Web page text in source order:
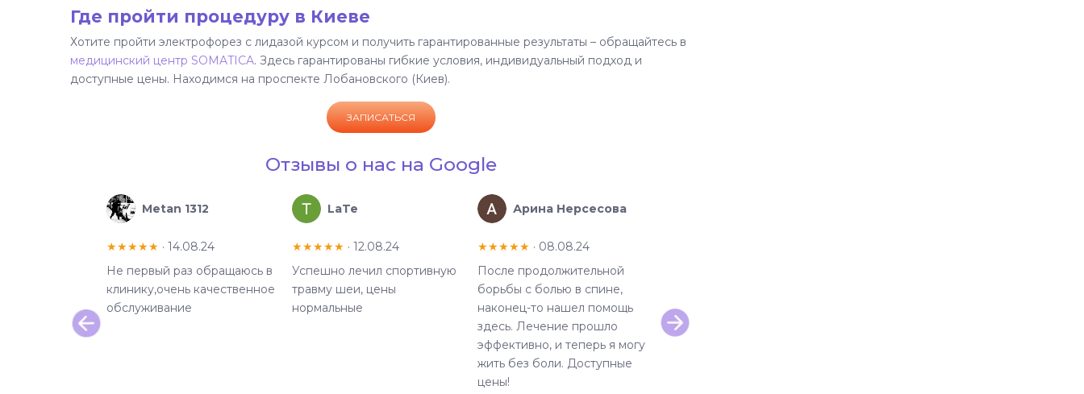
Где пройти процедуру в Киеве
Хотите пройти электрофорез с лидазой курсом и получить гарантированные результаты – обращайтесь в
медицинский центр SOMATICA. Здесь гарантированы гибкие условия, индивидуальный подход и
доступные цены. Находимся на проспекте Лобановского (Киев).
ЗАПИСАТЬСЯ
Отзывы о нас на Google
Геннадия. У
проходит
Metan 1312
★★★★★ · 14.08.24
Не первый раз обращаюсь в
клинику,очень качественное
обслуживание
LaTe
★★★★★ · 12.08.24
Успешно лечил спортивную
травму шеи, цены
нормальные
Арина Нерсесова
★★★★★ · 08.08.24
После продолжительной
борьбы с болью в спине,
наконец-то нашел помощь
здесь. Лечение прошло
эффективно, и теперь я могу
жить без боли. Доступные
цены!
Особенно хочу
поблагодарить врача